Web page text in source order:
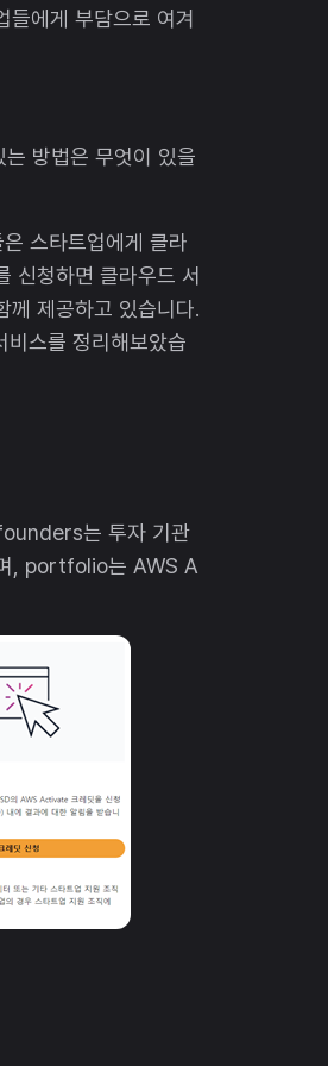
들에게 부담으로 여겨
방법은 무엇이 있을
스타트업에게 클라
신청하면 클라우드 서
께 제공하고 있습니다.
스를 정리해보았습
는 투자 기관
며, portfolio는 AWS A